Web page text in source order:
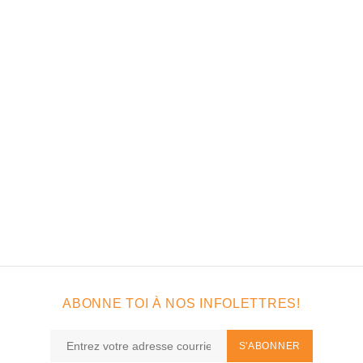
ABONNE TOI À NOS INFOLETTRES!
S'ABONNER